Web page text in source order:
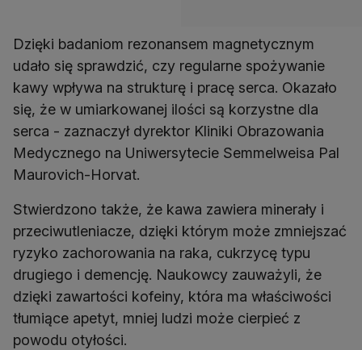
Dzięki badaniom rezonansem magnetycznym
udało się sprawdzić, czy regularne spożywanie
kawy wpływa na strukturę i pracę serca. Okazało
się, że w umiarkowanej ilości są korzystne dla
serca - zaznaczył dyrektor Kliniki Obrazowania
Medycznego na Uniwersytecie Semmelweisa Pal
Maurovich-Horvat.
Stwierdzono także, że kawa zawiera minerały i
przeciwutleniacze, dzięki którym może zmniejszać
ryzyko zachorowania na raka, cukrzycę typu
drugiego i demencję. Naukowcy zauważyli, że
dzięki zawartości kofeiny, która ma właściwości
tłumiące apetyt, mniej ludzi może cierpieć z
powodu otyłości.